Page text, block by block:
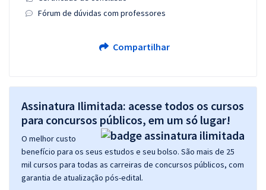
Fórum de dúvidas com professores
Compartilhar
Assinatura Ilimitada: acesse todos os cursos
para concursos públicos, em um só lugar!
O melhor custo
benefício para os seus estudos e seu bolso. São mais de 25
mil cursos para todas as carreiras de concursos públicos, com
garantia de atualização pós-edital.